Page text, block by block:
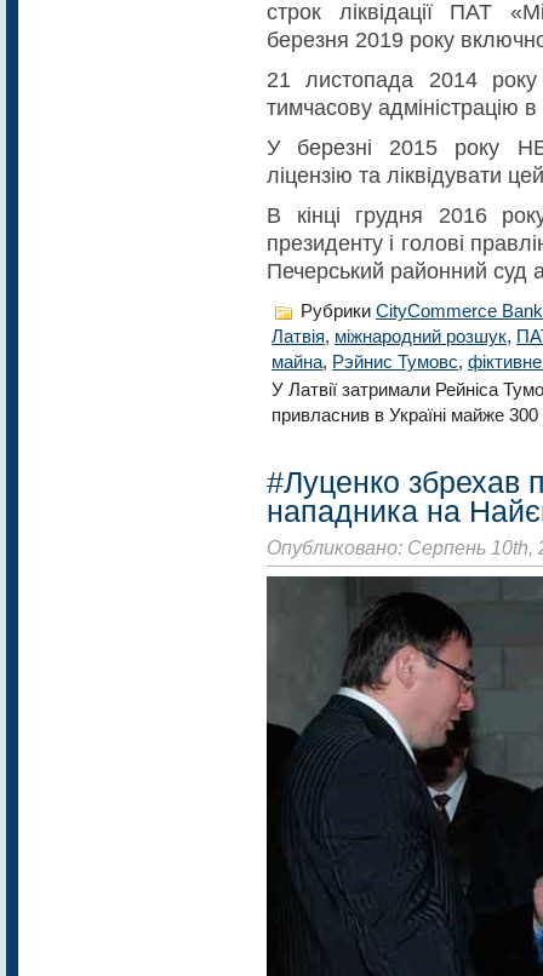
строк ліквідації ПАТ
березня 2019 року
21 листопада 2014
тимчасову адміністрацію
У березні 2015 року
ліцензію та ліквідувати
В кінці грудня 2016
президенту і голові
Печерський районний
Рубрики CityCommerce Bank
Латвія, міжнародний розшук,
майна, Рэйнис Тумовс,
У Латвії затримали Рейніса
привласнив в Україні майже 300
#Луценко збрехав
нападника на
Опубликовано: Серпень 10th,